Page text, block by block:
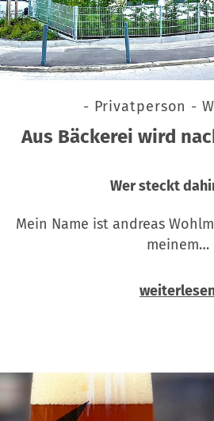
- Privatperson -
Aus Bäckerei wird
Wer steckt
Mein Name ist andreas
meinem…